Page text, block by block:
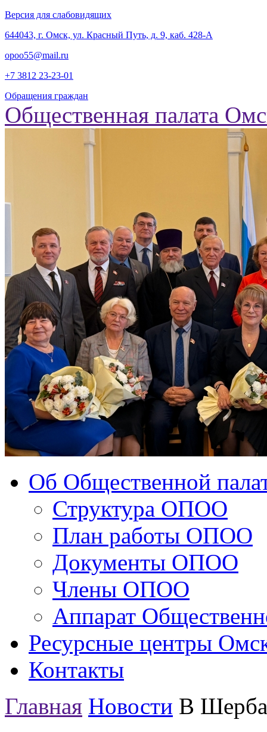
Версия для слабовидящих
‎644043, г. Омск, ул. Красный Путь, д. 9, каб. 428-А
opoo55@mail.ru
+7 3812 23-23-01
Обращения граждан
Общественная палата
Об Общественной
Структура ОПОО
План работы ОПОО
Документы ОПОО
Члены ОПОО
Аппарат
Ресурсные центры
Контакты
Главная Новости В